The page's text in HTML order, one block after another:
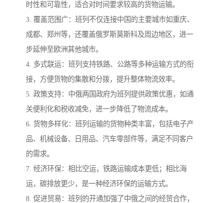
时性和可靠性，适合对时间要求较高的货物运输。
3. 覆盖范围广：班列不仅连接中国的主要城市如重庆、
成都、郑州等，还覆盖俄罗斯莫斯科及周边地区，进一
步延伸至欧洲其他城市。
4. 多式联运：班列支持铁路、公路等多种运输方式的衔
接，方便货物的集散和分拨，提升整体物流效率。
5. 政策支持：中俄两国政府为班列提供政策优惠，如通
关便利化和税收减免，进一步降低了物流成本。
6. 货物多样化：班列运输的货物种类丰富，包括电子产
品、机械设备、日用品、汽车零部件等，满足不同客户
的需求。
7. 经济环保：相比空运，铁路运输成本更低；相比海
运，碳排放更少，是一种经济环保的运输方式。
8. 促进贸易：班列的开通加强了中俄之间的经贸合作，